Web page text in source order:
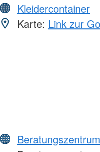
Kleidercontainer
Karte: Link zur
Beratungszentrum